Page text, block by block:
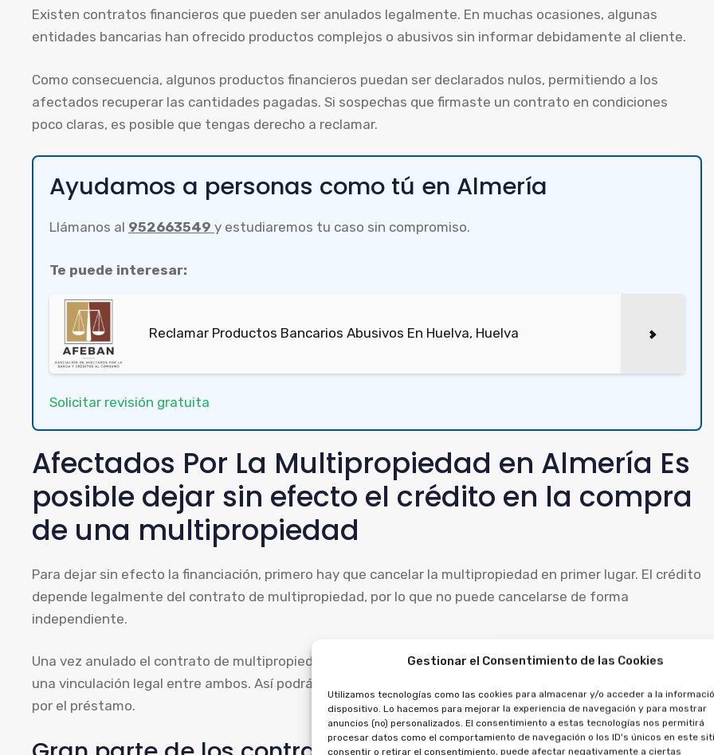
Gestionar el Consentimiento de las Cookies
Utilizamos tecnologías como las cookies para almacenar y/o acceder a la
dispositivo. Lo hacemos para mejorar la experiencia de navegación y para mostrar
anuncios (no) personalizados. El consentimiento a estas tecnologías nos permitirá
procesar datos como el comportamiento de navegación o los ID's únicos en este
consentir o retirar el consentimiento, puede afectar negativamente a ciertas
Existen contratos financieros que pueden ser anulados legalmente. En muchas ocasiones, algunas
entidades bancarias han ofrecido productos complejos o abusivos sin informar debidamente al cliente.
Como consecuencia, algunos productos financieros puedan ser declarados nulos, permitiendo a los
afectados recuperar las cantidades pagadas. Si sospechas que firmaste un contrato en condiciones
poco claras, es posible que tengas derecho a reclamar.
Ayudamos a personas como tú en Almería
Llámanos al 952663549 y estudiaremos tu caso sin compromiso.
Te puede interesar:
Reclamar Productos Bancarios Abusivos En Huelva, Huelva
Solicitar revisión gratuita
Afectados Por La Multipropiedad en Almería Es
posible dejar sin efecto el crédito en la compra
de una multipropiedad
Para dejar sin efecto la financiación, primero hay que cancelar la multipropiedad en primer lugar. El crédito
depende legalmente del contrato de multipropiedad, por lo que no puede cancelarse de forma
independiente.
Una vez anulado el contrato de multipropiedad, puedes pedir que se cancele el préstamo, porque existe
una vinculación legal entre ambos. Así podrás exigir el dinero abonado, tanto por la multipropiedad como
por el préstamo.